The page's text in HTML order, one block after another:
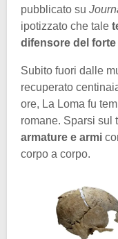
pubblicato su
ipotizzato che tale
difensore del
Subito fuori dalle
recuperato
ore, La Loma fu
romane. Sparsi sul
armature e armi
corpo a corpo.